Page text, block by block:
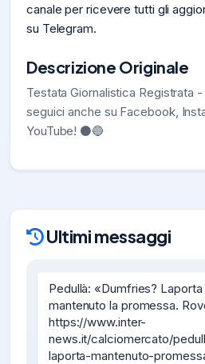
canale per ricevere tutti gli
su Telegram.
Descrizione Originale
Testata Giornalistica Registrata
seguici anche su Facebook,
YouTube! ⚫️🔵
Ultimi messaggi
Pedullà: «Dumfries? Laporta
mantenuto la promessa.
https://www.inter-
news.it/calciomercato/
laporta-mantenuto-